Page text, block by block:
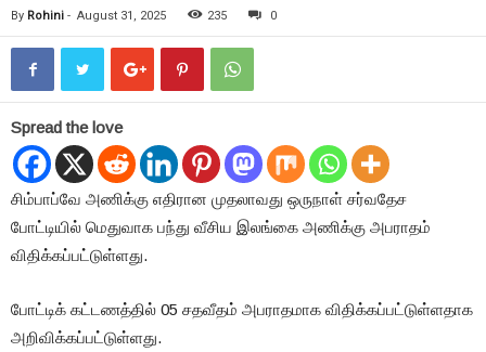
By Rohini - August 31, 2025 235 0
Spread the love
சிம்பாப்வே அணிக்கு எதிரான முதலாவது ஒருநாள் சர்வதேச
போட்டியில் மெதுவாக பந்து வீசிய இலங்கை அணிக்கு அபராதம்
விதிக்கப்பட்டுள்ளது.
போட்டிக் கட்டணத்தில் 05 சதவீதம் அபராதமாக விதிக்கப்பட்டுள்ளதாக
அறிவிக்கப்பட்டுள்ளது.